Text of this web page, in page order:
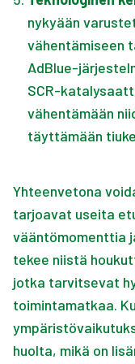
nykyään
vähentämiseen
AdBlue-
SCR-
vähentämään
täyttämään
Yhteenvetona
tarjoavat useita
vääntömomenttia
tekee niistä
jotka tarvitsevat
toimintamatkaa.
huolta, mikä on